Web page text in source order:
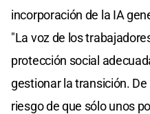
incorporación de la IA
"La voz de los
protección social
gestionar la transición. De
riesgo de que sólo unos